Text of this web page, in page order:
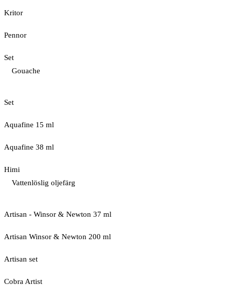
Kritor
Pennor
Set
Gouache
Set
Aquafine 15 ml
Aquafine 38 ml
Himi
Vattenlöslig oljefärg
Artisan - Winsor & Newton 37 ml
Artisan Winsor & Newton 200 ml
Artisan set
Cobra Artist